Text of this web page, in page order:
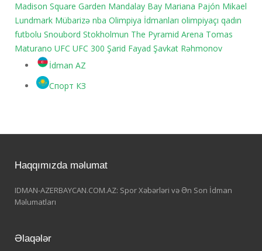
Madison Square Garden Mandalay Bay Mariana Pajón Mikael
Lundmark Mübarizə nba Olimpiya İdmanları olimpiyaçı qadın
futbolu Snoubord Stokholmun The Pyramid Arena Tomas
Maturano UFC UFC 300 Şarid Fayad Şavkat Rəhmonov
İdman AZ
Спорт КЗ
Haqqımızda məlumat
IDMAN-AZERBAYCAN.COM.AZ: Spor Xəbərləri və Ən Son İdman
Məlumatları
Əlaqələr